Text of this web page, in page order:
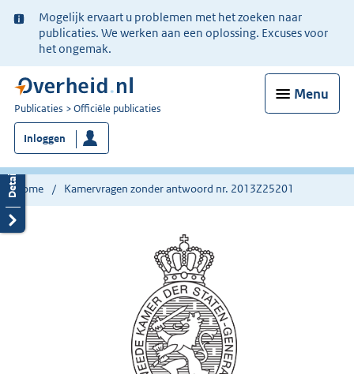
Ter
informatie:
Mogelijk ervaart u problemen met het zoeken naar
publicaties. We werken aan een oplossing. Excuses voor
het ongemak.
Menu
U
bent
nu
hier:
Publicaties Officiële publicaties
Inloggen
Home Kamervragen zonder antwoord nr. 2013Z25201